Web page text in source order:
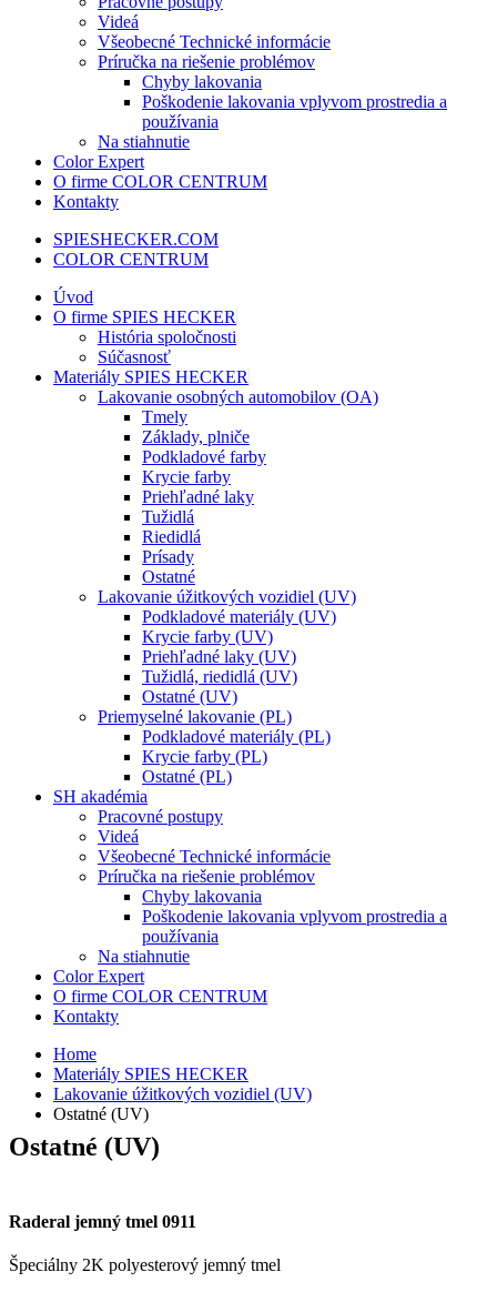
Videá
Všeobecné Technické informácie
Príručka na riešenie problémov
Chyby lakovania
Poškodenie lakovania vplyvom prostredia a
používania
Na stiahnutie
Color Expert
O firme COLOR CENTRUM
Kontakty
SPIESHECKER.COM
COLOR CENTRUM
Úvod
O firme SPIES HECKER
História spoločnosti
Súčasnosť
Materiály SPIES HECKER
Lakovanie osobných automobilov (OA)
Tmely
Základy, plniče
Podkladové farby
Krycie farby
Priehľadné laky
Tužidlá
Riedidlá
Prísady
Ostatné
Lakovanie úžitkových vozidiel (UV)
Podkladové materiály (UV)
Krycie farby (UV)
Priehľadné laky (UV)
Tužidlá, riedidlá (UV)
Ostatné (UV)
Priemyselné lakovanie (PL)
Podkladové materiály (PL)
Krycie farby (PL)
Ostatné (PL)
SH akadémia
Pracovné postupy
Videá
Všeobecné Technické informácie
Príručka na riešenie problémov
Chyby lakovania
Poškodenie lakovania vplyvom prostredia a
používania
Na stiahnutie
Color Expert
O firme COLOR CENTRUM
Kontakty
Home
Materiály SPIES HECKER
Lakovanie úžitkových vozidiel (UV)
Ostatné (UV)
Ostatné (UV)
Raderal jemný tmel 0911
Špeciálny 2K polyesterový jemný tmel